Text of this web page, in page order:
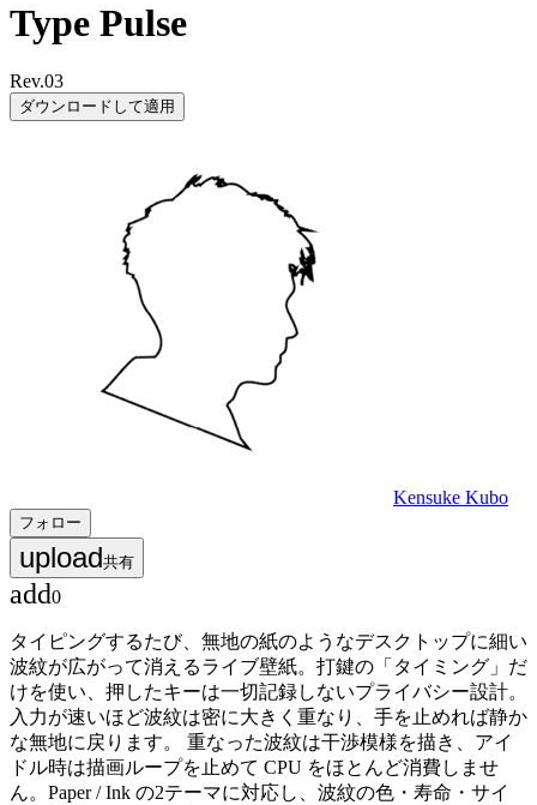
Type Pulse
Rev.03
ダウンロードして適用
Kensuke Kubo
フォロー
upload共有
add0
タイピングするたび、無地の紙のようなデスクトップに細い
波紋が広がって消えるライブ壁紙。打鍵の「タイミング」だ
けを使い、押したキーは一切記録しないプライバシー設計。
入力が速いほど波紋は密に大きく重なり、手を止めれば静か
な無地に戻ります。 重なった波紋は干渉模様を描き、アイ
ドル時は描画ループを止めて CPU をほとんど消費しませ
ん。Paper / Ink の2テーマに対応し、波紋の色・寿命・サイ